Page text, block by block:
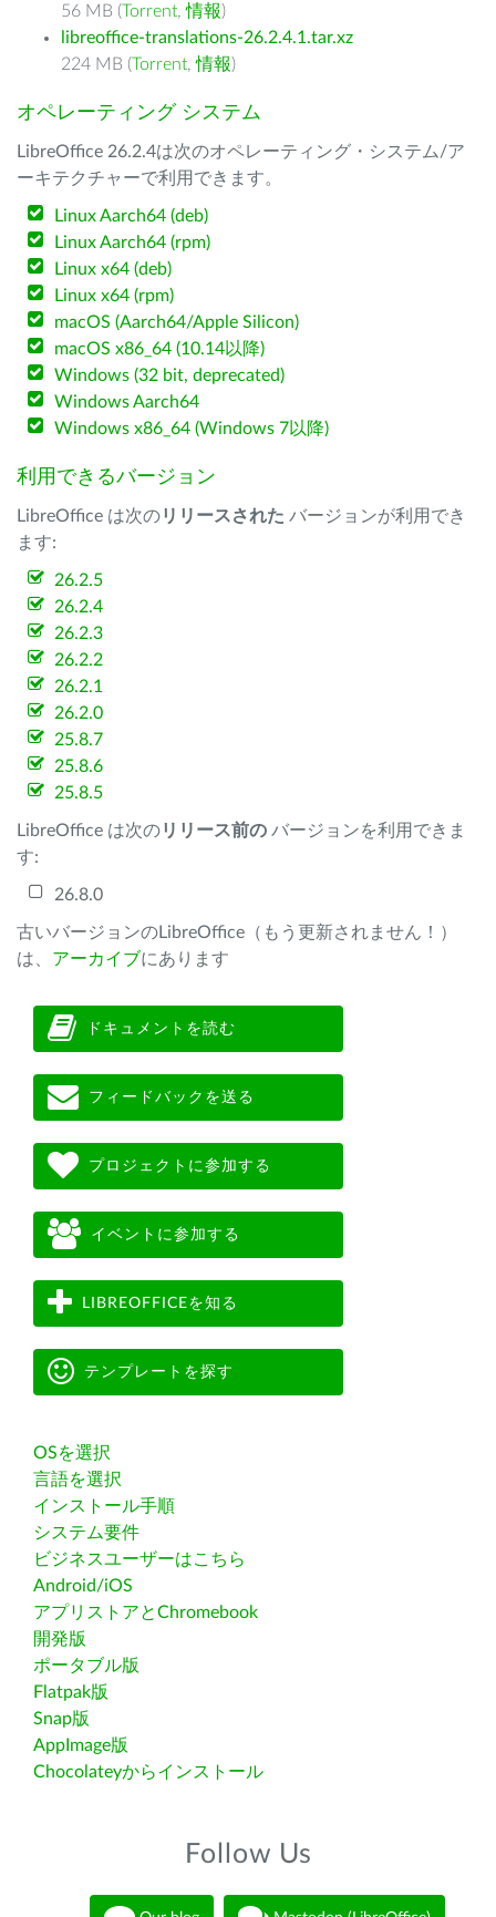
56 MB (Torrent,情報)
libreoffice-translations-26.2.4.1.tar.xz
224 MB (Torrent,情報)
オペレーティング システム
LibreOffice 26.2.4は次のオペレーティング・システム/ア
ーキテクチャーで利用できます。
Linux Aarch64 (deb)
Linux Aarch64 (rpm)
Linux x64 (deb)
Linux x64 (rpm)
macOS (Aarch64/Apple Silicon)
macOS x86_64 (10.14以降)
Windows (32 bit, deprecated)
Windows Aarch64
Windows x86_64 (Windows 7以降)
利用できるバージョン
LibreOffice は次のリリースされた バージョンが利用でき
ます:
26.2.5
26.2.4
26.2.3
26.2.2
26.2.1
26.2.0
25.8.7
25.8.6
25.8.5
LibreOffice は次のリリース前の バージョンを利用できま
す:
26.8.0
古いバージョンのLibreOffice（もう更新されません！）
は、 アーカイブにあります
ドキュメントを読む
フィードバックを送る
プロジェクトに参加する
イベントに参加する
LIBREOFFICEを知る
テンプレートを探す
OSを選択
言語を選択
インストール手順
システム要件
ビジネスユーザーはこちら
Android/iOS
アプリストアとChromebook
開発版
ポータブル版
Flatpak版
Snap版
AppImage版
Chocolateyからインストール
Follow Us